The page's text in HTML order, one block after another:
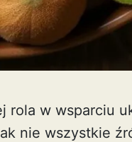
rola w wsparciu
nie wszystkie